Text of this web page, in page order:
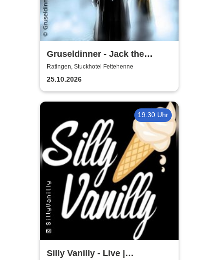
Gruseldinner - Jack the
Ripper
Ratingen, Stuckhotel Fettehenne
25.10.2026
19:30 Uhr
Silly Vanilly - Live |